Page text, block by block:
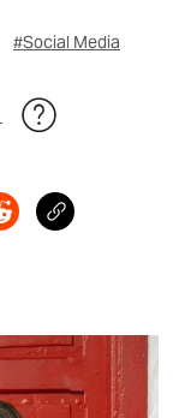
#Social Media